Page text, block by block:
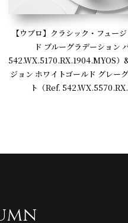
【ウブロ】クラシック・フュー
ド ブルーグラデーション
542.WX.5170.RX.1904.MYOS）
ジョン ホワイトゴールド グレー
ト（Ref.